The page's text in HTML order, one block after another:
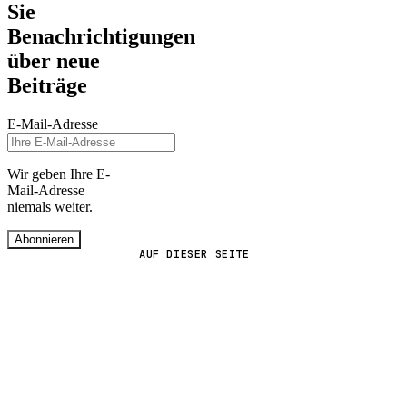
AUF DIESER SEITE
Sie
Benachrichtigungen
über neue
Beiträge
E-Mail-Adresse
Wir geben Ihre E-
Mail-Adresse
niemals weiter.
Abonnieren